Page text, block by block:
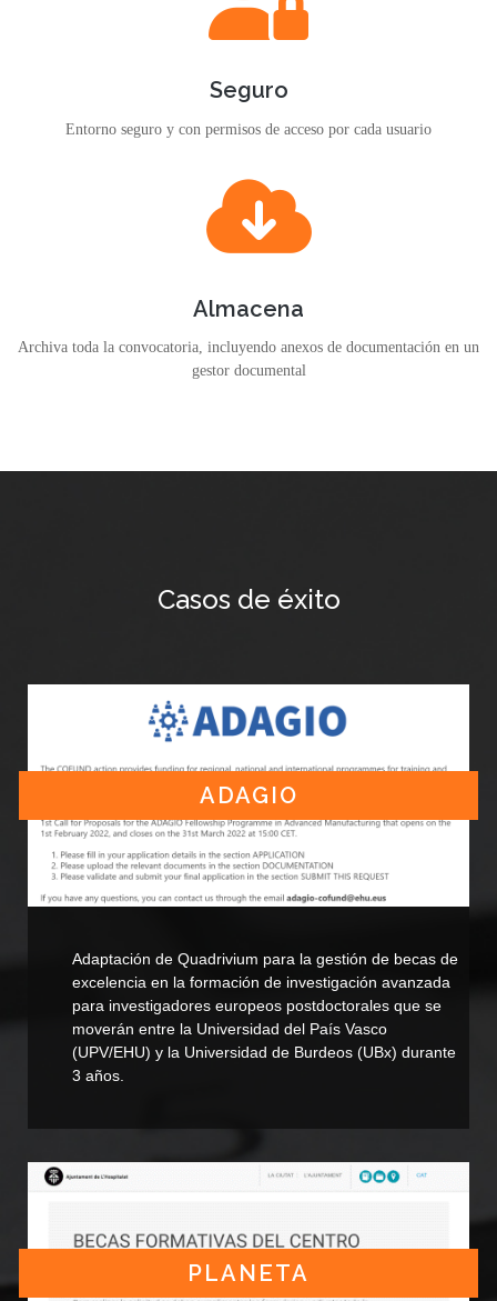
Seguro
Entorno seguro y con permisos de acceso por cada usuario
Almacena
Archiva toda la convocatoria, incluyendo anexos de documentación en un
gestor documental
Casos de éxito
ADAGIO
Adaptación de Quadrivium para la gestión de becas de
excelencia en la formación de investigación avanzada
para investigadores europeos postdoctorales que se
moverán entre la Universidad del País Vasco
(UPV/EHU) y la Universidad de Burdeos (UBx) durante
3 años.
PLANETA